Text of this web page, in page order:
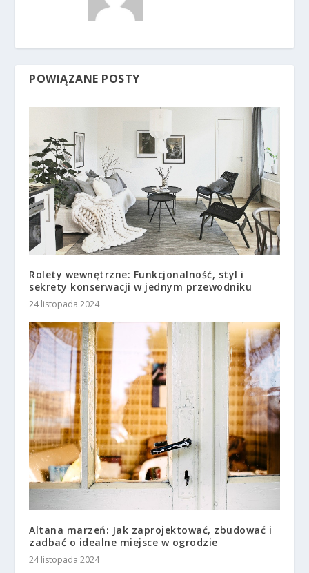
POWIĄZANE POSTY
Rolety wewnętrzne: Funkcjonalność, styl i
sekrety konserwacji w jednym przewodniku
24 listopada 2024
Altana marzeń: Jak zaprojektować, zbudować i
zadbać o idealne miejsce w ogrodzie
24 listopada 2024